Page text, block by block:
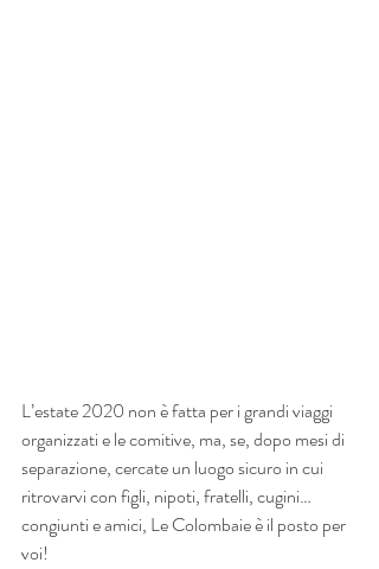
L’estate 2020 non è fatta per i grandi viaggi
organizzati e le comitive, ma, se, dopo mesi di
separazione, cercate un luogo sicuro in cui
ritrovarvi con figli, nipoti, fratelli, cugini…
congiunti e amici, Le Colombaie è il posto per
voi!